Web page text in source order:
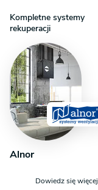
Kompletne systemy
rekuperacji
Alnor
Dowiedz się więcej